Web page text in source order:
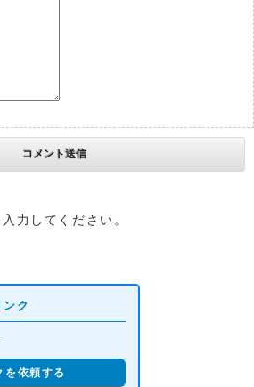
力してください。
ンク
を依頼する